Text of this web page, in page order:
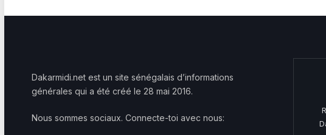
Dakarmidi.net est un site sénégalais d’informations
générales qui a été créé le 28 mai 2016.
Nous sommes sociaux. Connecte-toi avec nous: